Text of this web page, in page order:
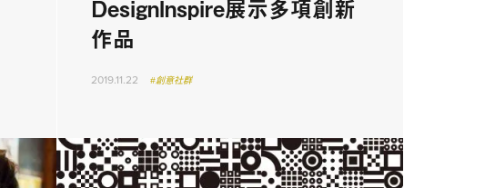
DesignInspire展示多項創新
作品
2019.11.22 #創意社群